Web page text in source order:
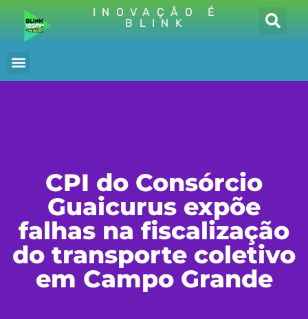
INOVAÇÃO É
BLINK
CPI do Consórcio
Guaicurus expõe
falhas na fiscalização
do transporte coletivo
em Campo Grande